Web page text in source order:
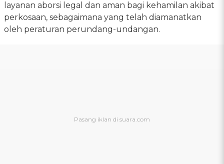
layanan aborsi legal dan aman bagi kehamilan akibat
perkosaan, sebagaimana yang telah diamanatkan
oleh peraturan perundang-undangan.